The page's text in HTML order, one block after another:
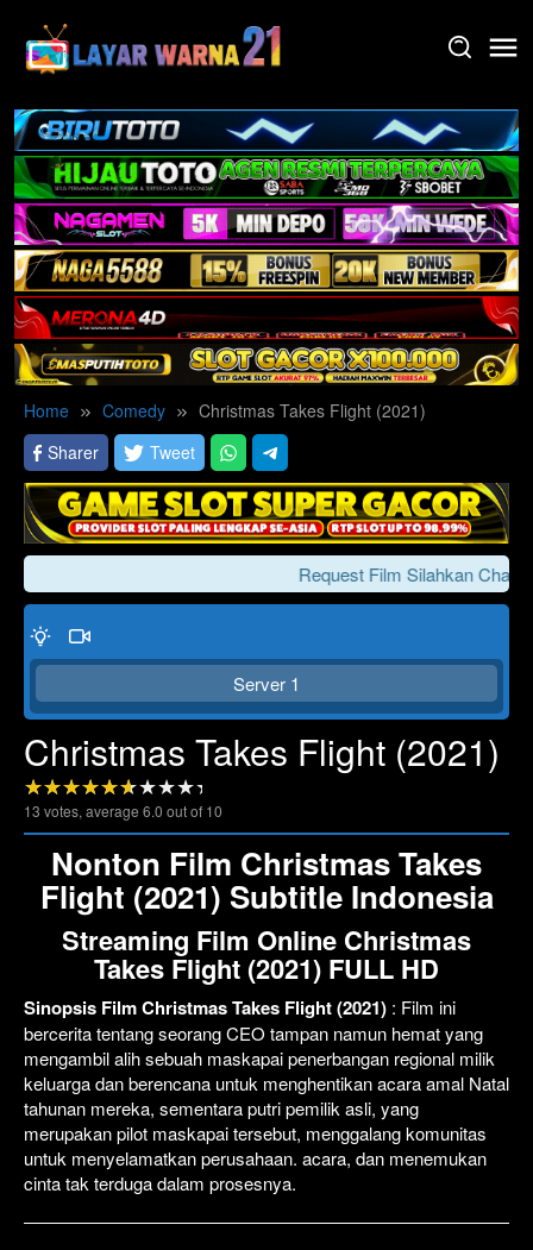
content
Home Comedy
Christmas Takes Flight (2021)
Sharer
Tweet
Request Film Silahkan Chat
Lewati >>>
Click To Play
Server 1
Christmas Takes Flight (2021)
13 votes, average 6.0 out of 10
Nonton Film Christmas Takes
Flight (2021) Subtitle Indonesia
Streaming Film Online Christmas
Takes Flight (2021) FULL HD
Sinopsis Film Christmas Takes Flight (2021) : Film ini
bercerita tentang seorang CEO tampan namun hemat yang
mengambil alih sebuah maskapai penerbangan regional milik
keluarga dan berencana untuk menghentikan acara amal Natal
tahunan mereka, sementara putri pemilik asli, yang
merupakan pilot maskapai tersebut, menggalang komunitas
untuk menyelamatkan perusahaan. acara, dan menemukan
cinta tak terduga dalam prosesnya.